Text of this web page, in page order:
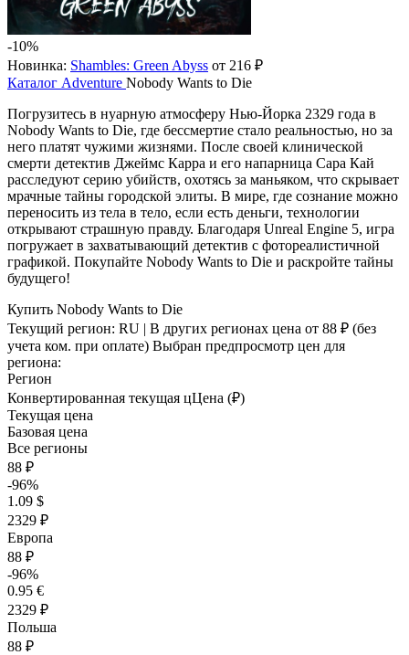
-10%
Новинка: Shambles: Green Abyss от 216 ₽
Каталог Adventure Nobody Wants to Die
Погрузитесь в нуарную атмосферу Нью-Йорка 2329 года в
Nobody Wants to Die, где бессмертие стало реальностью, но за
него платят чужими жизнями. После своей клинической
смерти детектив Джеймс Карра и его напарница Сара Кай
расследуют серию убийств, охотясь за маньяком, что скрывает
мрачные тайны городской элиты. В мире, где сознание можно
переносить из тела в тело, если есть деньги, технологии
открывают страшную правду. Благодаря Unreal Engine 5, игра
погружает в захватывающий детектив с фотореалистичной
графикой. Покупайте Nobody Wants to Die и раскройте тайны
будущего!
Купить Nobody Wants to Die
Текущий регион: RU | В других регионах цена от 88 ₽ (без
учета ком. при оплате) Выбран предпросмотр цен для
региона:
Регион
Конвертированная текущая цЦена (₽)
Текущая цена
Базовая цена
Все регионы
88 ₽
-96%
1.09 $
2329 ₽
Европа
88 ₽
-96%
0.95 €
2329 ₽
Польша
88 ₽